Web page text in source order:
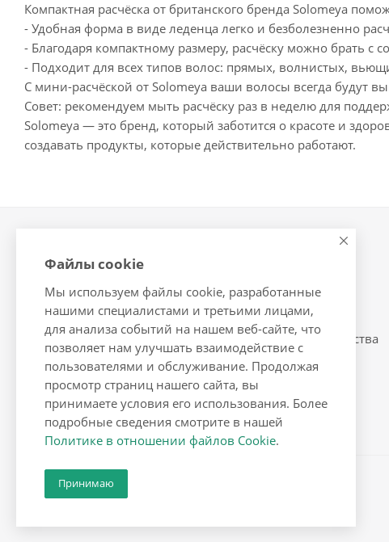
Компактная расчёска от британского бренда Solomeya
- Удобная форма в виде леденца легко и безболезненно
- Благодаря компактному размеру, расчёску можно брать с
- Подходит для всех типов волос: прямых, волнистых,
С мини-расчёской от Solomeya ваши волосы всегда будут
Совет: рекомендуем мыть расчёску раз в неделю для
Solomeya — это бренд, который заботится о красоте и
создавать продукты, которые действительно работают.
О компании
Сотрудники
Вакансии
Условия оплаты
Условия доставки
Условия сотрудничества
2026 © Корейская косметика и бытовая химия
Файлы cookie
Мы используем файлы cookie, разработанные
нашими специалистами и третьими лицами,
для анализа событий на нашем веб-сайте, что
позволяет нам улучшать взаимодействие с
пользователями и обслуживание. Продолжая
просмотр страниц нашего сайта, вы
принимаете условия его использования. Более
подробные сведения смотрите в нашей
Политике в отношении файлов Cookie.
Принимаю